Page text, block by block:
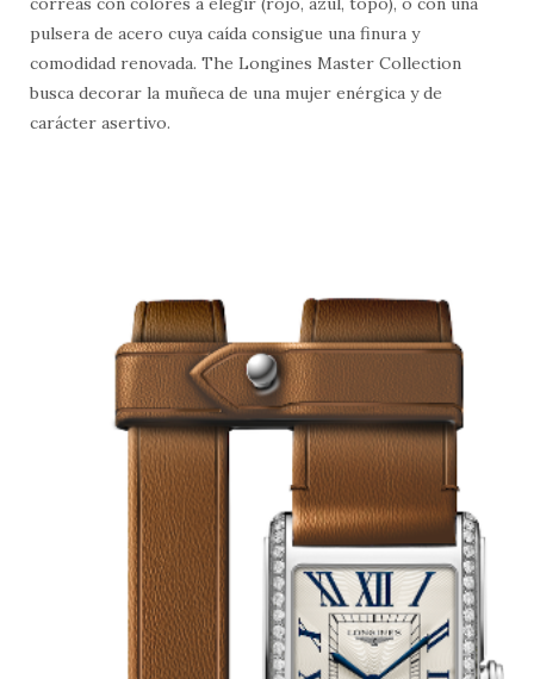
pulsera de acero cuya caída consigue una finura y
comodidad renovada. The Longines Master Collection
busca decorar la muñeca de una mujer enérgica y de
carácter asertivo.